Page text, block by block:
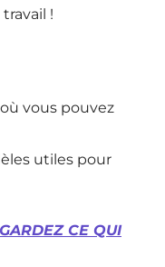
!
vous pouvez
utiles pour
CE QUI